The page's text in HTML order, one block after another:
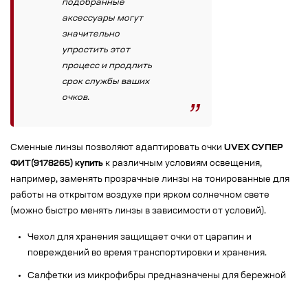
подобранные
аксессуары могут
значительно
упростить этот
процесс и продлить
срок службы ваших
очков.
Сменные линзы позволяют адаптировать очки UVEX СУПЕР
ФИТ(9178265) купить к различным условиям освещения,
например, заменять прозрачные линзы на тонированные для
работы на открытом воздухе при ярком солнечном свете
(можно быстро менять линзы в зависимости от условий).
Чехол для хранения защищает очки от царапин и
повреждений во время транспортировки и хранения.
Салфетки из микрофибры предназначены для бережной